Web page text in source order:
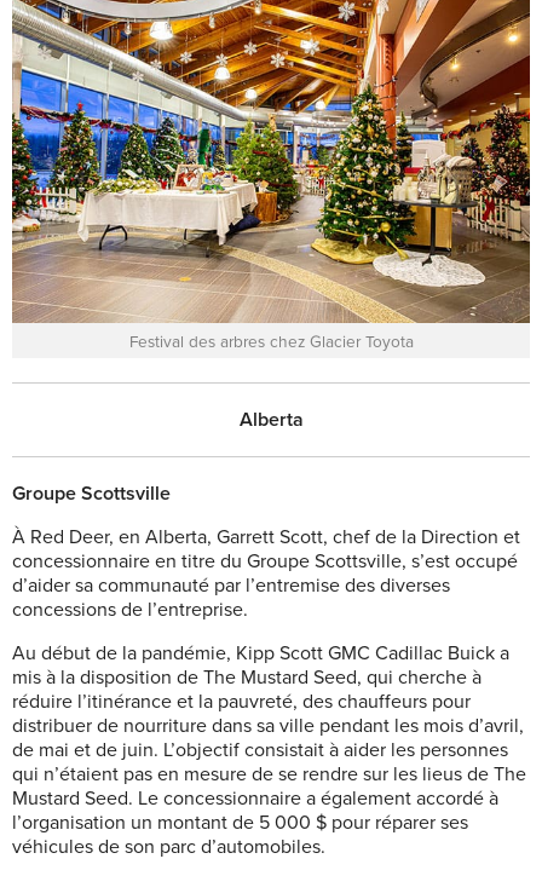
Festival des arbres chez Glacier Toyota
Alberta
Groupe Scottsville
À Red Deer, en Alberta, Garrett Scott, chef de la Direction et
concessionnaire en titre du Groupe Scottsville, s’est occupé
d’aider sa communauté par l’entremise des diverses
concessions de l’entreprise.
Au début de la pandémie, Kipp Scott GMC Cadillac Buick a
mis à la disposition de The Mustard Seed, qui cherche à
réduire l’itinérance et la pauvreté, des chauffeurs pour
distribuer de nourriture dans sa ville pendant les mois d’avril,
de mai et de juin. L’objectif consistait à aider les personnes
qui n’étaient pas en mesure de se rendre sur les lieus de The
Mustard Seed. Le concessionnaire a également accordé à
l’organisation un montant de 5 000 $ pour réparer ses
véhicules de son parc d’automobiles.